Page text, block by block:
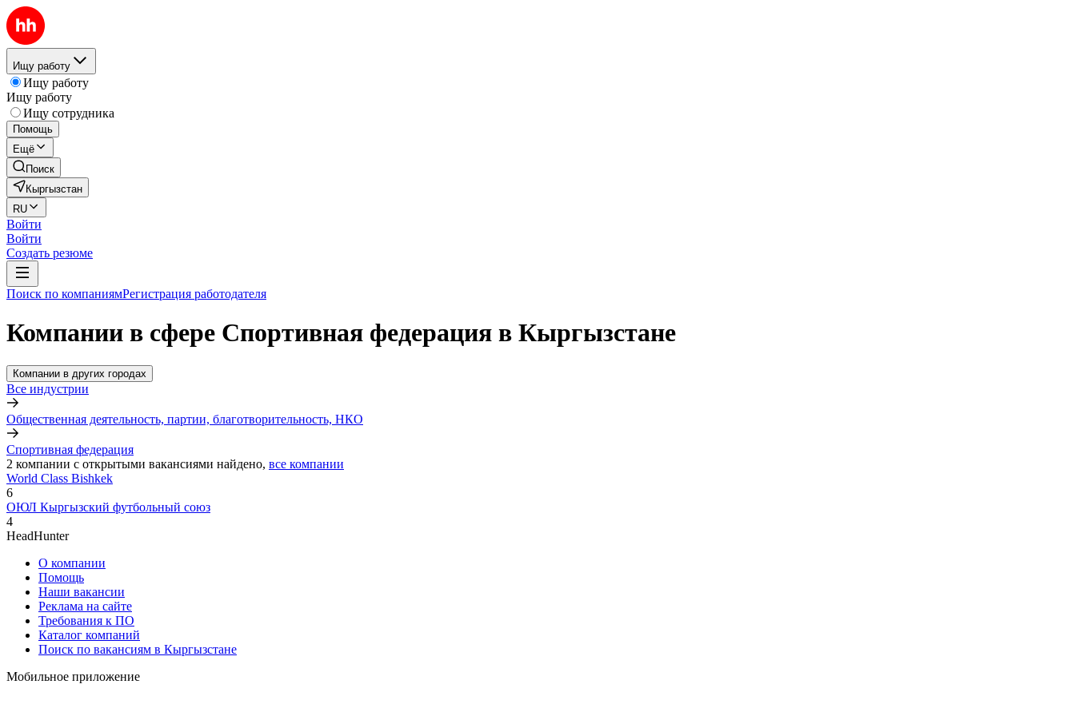
Ищу работу
Ищу работу
Ищу работу
Ищу сотрудника
Помощь
Ещё
Поиск
Кыргызстан
RU
Войти
Войти
Создать резюме
Поиск по компаниямРегистрация работодателя
Компании в сфере Спортивная федерация в Кыргызстане
Компании в других городах
Все индустрии
Общественная деятельность, партии, благотворительность, НКО
Спортивная федерация
2 компании с открытыми вакансиями найдено, все компании
World Class Bishkek
6
ОЮЛ Кыргызский футбольный союз
4
HeadHunter
О компании
Помощь
Наши вакансии
Реклама на сайте
Требования к ПО
Каталог компаний
Поиск по вакансиям в Кыргызстане
Мобильное приложение